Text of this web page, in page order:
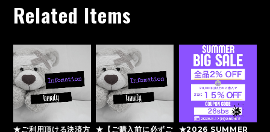
Related Items
★ご利用頂ける決済方
★【ご購入前に必ずご
★2026 SUMMER